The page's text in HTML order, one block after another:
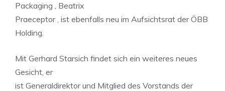
Packaging , Beatrix
Praeceptor , ist ebenfalls neu im Aufsichtsrat der ÖBB
Holding.
Mit Gerhard Starsich findet sich ein weiteres neues
Gesicht, er
ist Generaldirektor und Mitglied des Vorstands der